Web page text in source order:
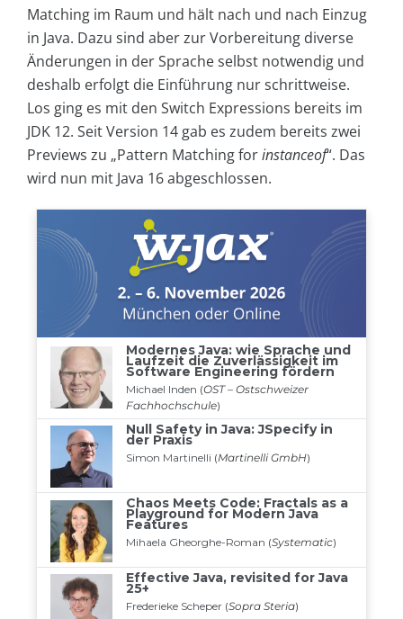
Matching im Raum und hält nach und nach Einzug
in Java. Dazu sind aber zur Vorbereitung diverse
Änderungen in der Sprache selbst notwendig und
deshalb erfolgt die Einführung nur schrittweise.
Los ging es mit den Switch Expressions bereits im
JDK 12. Seit Version 14 gab es zudem bereits zwei
Previews zu „Pattern Matching forinstanceof“. Das
wird nun mit Java 16 abgeschlossen.